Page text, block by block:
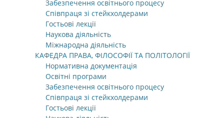
Забезпечення освітнього процесу
Співпраця зі стейкхолдерами
Гостьові лекції
Наукова діяльність
Міжнародна діяльність
КАФЕДРА ПРАВА, ФІЛОСОФІЇ ТА ПОЛІТОЛОГІЇ
Нормативна документація
Освітні програми
Забезпечення освітнього процесу
Співпраця зі стейкхолдерами
Гостьові лекції